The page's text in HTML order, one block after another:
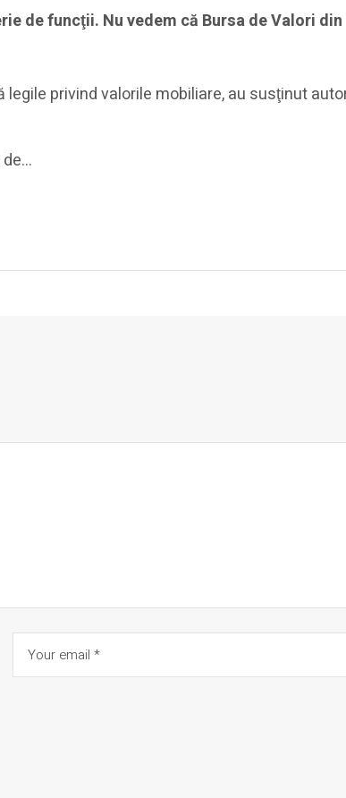
de funcţii. Nu vedem că Bursa de Valori
privind valorile mobiliare, au susţinut
de…